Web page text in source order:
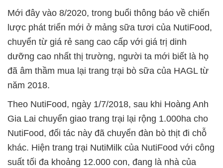
Mới đây vào 8/2020, trong buổi thông báo về chiến
lược phát triển mới ở mảng sữa tươi của NutiFood,
chuyển từ giá rẻ sang cao cấp với giá trị dinh
dưỡng cao nhất thị trường, người ta mới biết là họ
đã âm thầm mua lại trang trại bò sữa của HAGL từ
năm 2018.
Theo NutiFood, ngày 1/7/2018, sau khi Hoàng Anh
Gia Lai chuyển giao trang trại lại rộng 1.000ha cho
NutiFood, đối tác này đã chuyển đàn bò thịt đi chỗ
khác. Hiện trang trại NutiMilk của NutiFood với công
suất tối đa khoảng 12.000 con, đang là nhà của